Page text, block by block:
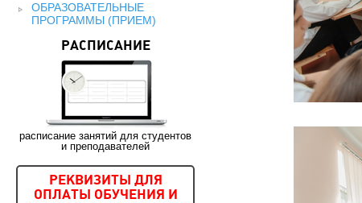
ОБРАЗОВАТЕЛЬНЫЕ
ПРОГРАММЫ (ПРИЕМ)
РАСПИСАНИЕ
расписание занятий для студентов
и преподавателей
РЕКВИЗИТЫ ДЛЯ
ОПЛАТЫ ОБУЧЕНИЯ И